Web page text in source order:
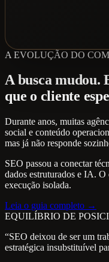
A EVOLUÇÃO DO
A busca mudou.
que o cliente
Durante anos, muitas
social e conteúdo
mas já não responde
SEO passou a conectar
dados estruturados e IA. O
execução isolada.
Leia o guia completo →
EQUILÍBRIO DE
“SEO deixou de ser um
estratégica insubstituível